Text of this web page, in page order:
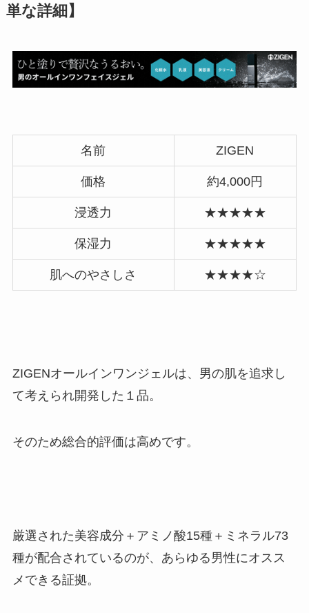
単な詳細】
名前 ZIGEN
価格 約4,000円
浸透力 ★★★★★
保湿力 ★★★★★
肌へのやさしさ ★★★★☆
ZIGENオールインワンジェルは、 男の肌を追求し
て考えられ開発した１品。
そのため総合的評価は高めです。
厳選された美容成分＋アミノ酸15種＋ミネラル73
種が配合されているのが、あらゆる男性にオスス
メできる証拠。